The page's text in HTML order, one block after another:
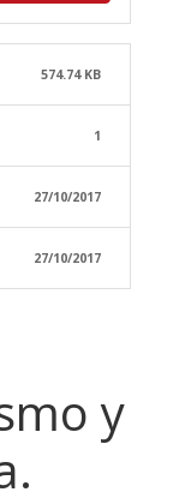
574.74 KB
1
27/10/2017
27/10/2017
y